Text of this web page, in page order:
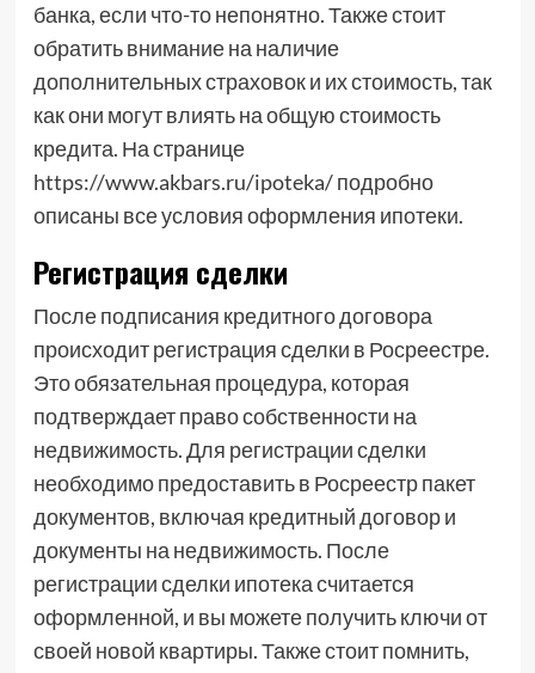
банка, если что-то непонятно. Также стоит
обратить внимание на наличие
дополнительных страховок и их стоимость, так
как они могут влиять на общую стоимость
кредита. На странице
https://www.akbars.ru/ipoteka/ подробно
описаны все условия оформления ипотеки.
Регистрация сделки
После подписания кредитного договора
происходит регистрация сделки в Росреестре.
Это обязательная процедура, которая
подтверждает право собственности на
недвижимость. Для регистрации сделки
необходимо предоставить в Росреестр пакет
документов, включая кредитный договор и
документы на недвижимость. После
регистрации сделки ипотека считается
оформленной, и вы можете получить ключи от
своей новой квартиры. Также стоит помнить,